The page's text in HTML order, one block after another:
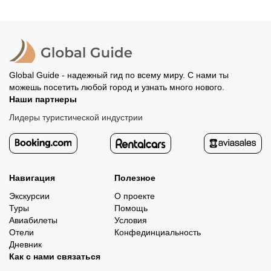
организатору напрямую не требуется.
Global Guide - надежный гид по всему миру. С нами ты
можешь посетить любой город и узнать много нового.
Наши партнеры
Лидеры туристической индустрии
Навигация
Экскурсии
Туры
Авиабилеты
Отели
Дневник
Полезное
О проекте
Помощь
Условия
Конфединциальность
Как с нами связаться